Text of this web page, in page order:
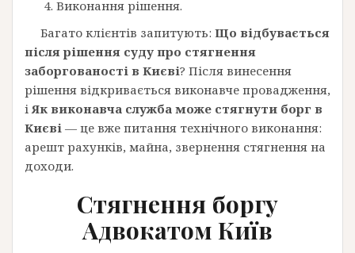
Виконання рішення.
Багато клієнтів запитують: Що відбувається
після рішення суду про стягнення
заборгованості в Києві? Після винесення
рішення відкривається виконавче провадження,
іЯк виконавча служба може стягнути борг в
Києві — це вже питання технічного виконання:
арешт рахунків, майна, звернення стягнення на
доходи.
Стягнення боргу
Адвокатом Київ